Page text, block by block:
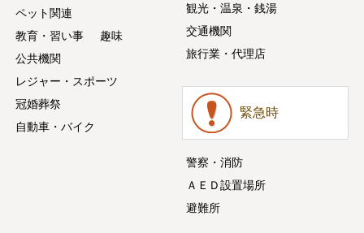
ペット関連
教育・習い事
趣味
公共機関
レジャー・スポーツ
冠婚葬祭
自動車・バイク
観光・温泉・銭湯
交通機関
旅行業・代理店
緊急時
警察・消防
ＡＥＤ設置場所
避難所